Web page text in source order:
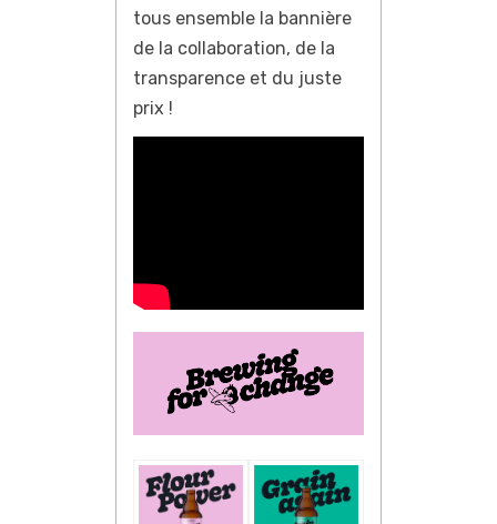
tous ensemble la bannière
de la collaboration, de la
transparence et du juste
prix !